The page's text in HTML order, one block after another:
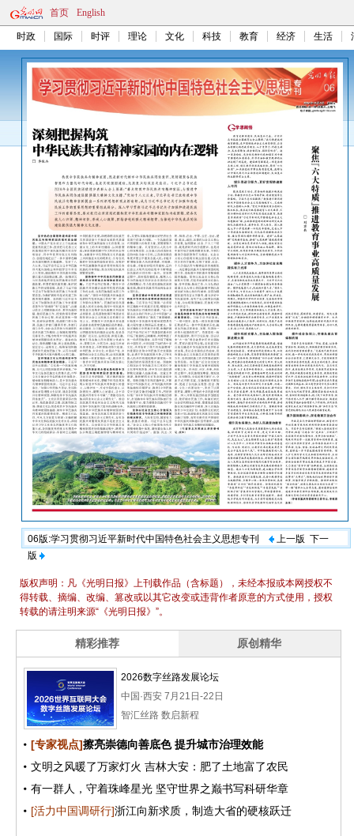
首页 English
时政 国际 时评 理论 文化 科技 教育 经济 生活
06版:学习贯彻习近平新时代中国特色社会主义思想专刊 上一版 下一
版